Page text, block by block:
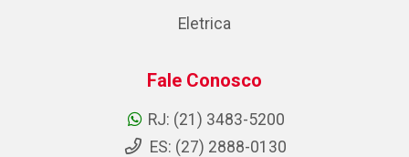
Eletrica
Fale Conosco
RJ: (21) 3483-5200
ES: (27) 2888-0130